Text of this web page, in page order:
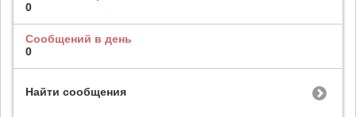
0
Сообщений в день
0
Найти сообщения